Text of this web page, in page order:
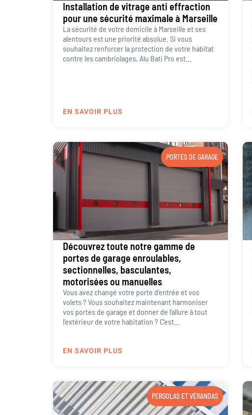
Installation de vitrage anti effraction
pour une sécurité maximale à Marseille
La sécurité de votre domicile à Marseille et ses
alentours est une priorité absolue. Si vous
souhaitez renforcer la protection de votre habitat
contre les cambriolages, Alu Bati Pro est...
EN SAVOIR PLUS
PORTES DE GARAGE
Découvrez toute notre gamme de
portes de garage enroulables,
sectionnelles, basculantes,
motorisées ou manuelles
Vous avez changé votre porte d’entrée et vos
volets ? Vous souhaitez maintenant harmoniser
vos portes de garage et donner de l’allure à tout
l’extérieur de votre habitation ? C’est...
EN SAVOIR PLUS
PERGOLAS ET VÉRANDAS